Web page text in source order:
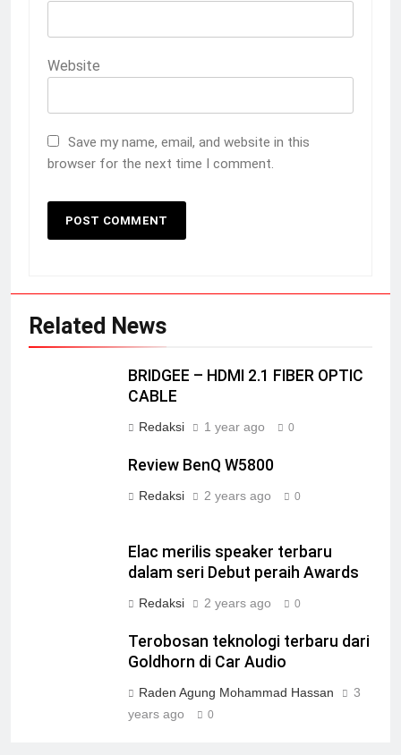
Website
Save my name, email, and website in this
browser for the next time I comment.
Related News
BRIDGEE – HDMI 2.1 FIBER OPTIC
CABLE
Redaksi 1 year ago 0
Review BenQ W5800
Redaksi 2 years ago 0
Elac merilis speaker terbaru
dalam seri Debut peraih Awards
Redaksi 2 years ago 0
Terobosan teknologi terbaru dari
Goldhorn di Car Audio
Raden Agung Mohammad Hassan
3
years ago
0